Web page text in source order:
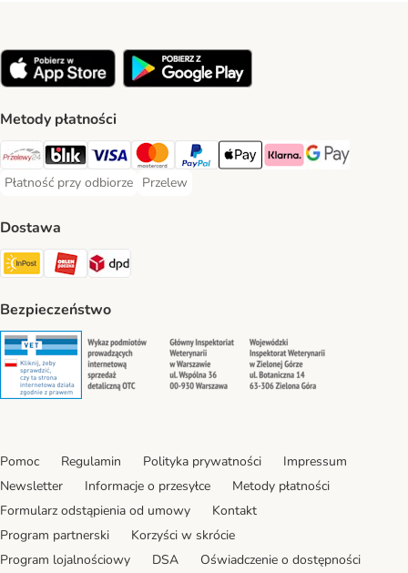
Metody płatności
Przelewy24 Payment Method
Blik Payment Method
VISA Payment Method
MasterCard Payment Method
PayPal Payment Method
Apple Pay Payment Method
Klarna Payment Method
Google Pay
Płatność przy odbiorze
Płatność przy odbiorze Payment Method
Przelew
Przelew Payment Method
Dostawa
InPost Shipping Method
ORLEN Paczka. Shipping Method
DPD Shipping Method
Bezpieczeństwo
Security Security Security
Pomoc Regulamin Polityka prywatności
Impressum
Newsletter
Informacje o przesyłce
Metody płatności
Formularz odstąpienia od umowy
Kontakt
Program partnerski
Korzyści w skrócie
Program lojalnościowy
DSA Oświadczenie o dostępności